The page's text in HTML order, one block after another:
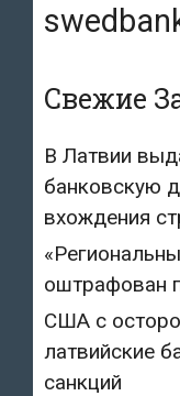
Свежие
В Латвии
банковскую
вхождения
оштрафован
США с
латвийские
санкций